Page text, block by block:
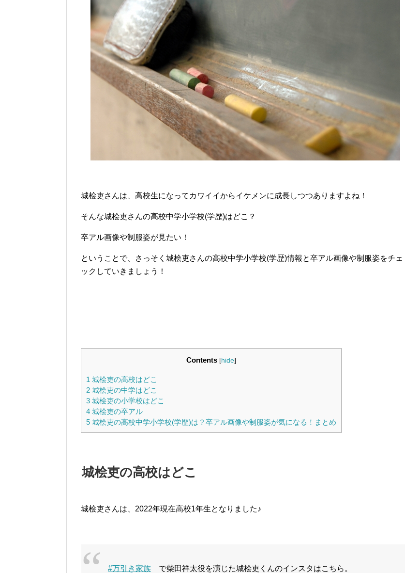
城桧吏さんは、高校生になってカワイイからイケメンに成長しつつありますよね！
そんな城桧吏さんの高校中学小学校(学歴)はどこ？
卒アル画像や制服姿が見たい！
ということで、さっそく城桧吏さんの高校中学小学校(学歴)情報と卒アル画像や制服姿をチェ
ックしていきましょう！
Contents [hide]
1 城桧吏の高校はどこ
2 城桧吏の中学はどこ
3 城桧吏の小学校はどこ
4 城桧吏の卒アル
5 城桧吏の高校中学小学校(学歴)は？卒アル画像や制服姿が気になる！まとめ
城桧吏の高校はどこ
城桧吏さんは、2022年現在高校1年生となりました♪
#万引き家族 で柴田祥太役を演じた城桧吏くんのインスタはこちら。